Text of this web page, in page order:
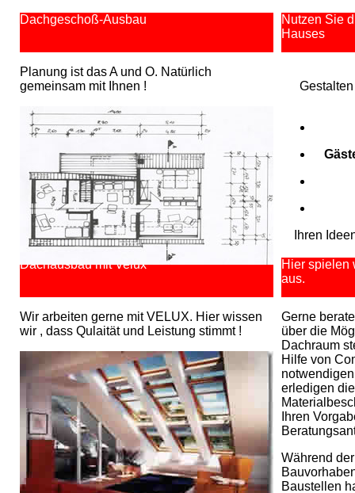
Dachausbau mit Velux
Wir arbeiten gerne mit VELUX. Hier wissen
wir , dass Qulaität und Leistung stimmt !
Hier spielen
aus.
Gerne
über die
Dachraum
Hilfe von
erledigen die
Ihren
Während
Baustellen
Dachgeschoß-Ausbau
Planung ist das A und O. Natürlich
gemeinsam mit Ihnen !
Nutzen Sie
Hauses
Ihren